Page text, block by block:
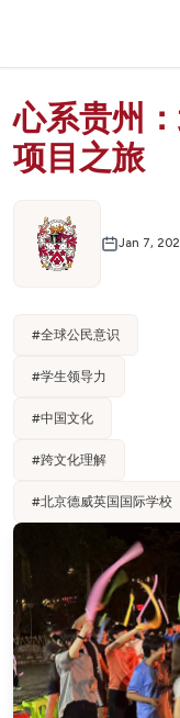
心系贵州
项目之旅
Jan 7,
#全球公民意识
#学生领导力
#中国文化
#跨文化理解
#北京德威英国国际学校